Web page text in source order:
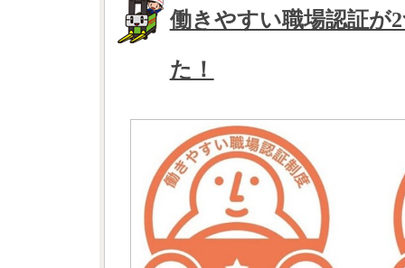
働きやすい職場認証が
た！